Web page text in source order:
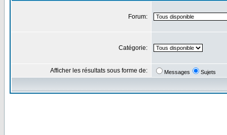
Forum:
Catégorie:
Afficher les résultats sous forme de: Messages Sujets